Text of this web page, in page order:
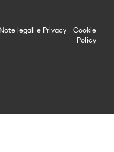
Note legali e Privacy - Cookie
Policy